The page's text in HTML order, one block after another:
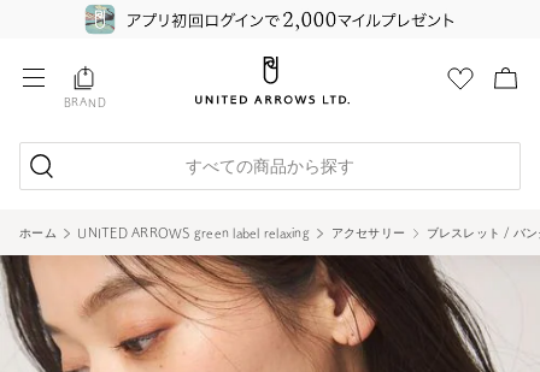
BRAND
すべての商品から探す
ホーム UNITED ARROWS green label relaxing アクセサリー ブレスレット / バン